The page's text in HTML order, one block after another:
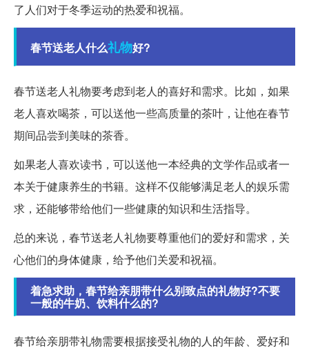
了人们对于冬季运动的热爱和祝福。
春节送老人什么礼物好?
春节送老人礼物要考虑到老人的喜好和需求。比如，如果
老人喜欢喝茶，可以送他一些高质量的茶叶，让他在春节
期间品尝到美味的茶香。
如果老人喜欢读书，可以送他一本经典的文学作品或者一
本关于健康养生的书籍。这样不仅能够满足老人的娱乐需
求，还能够带给他们一些健康的知识和生活指导。
总的来说，春节送老人礼物要尊重他们的爱好和需求，关
心他们的身体健康，给予他们关爱和祝福。
着急求助，春节给亲朋带什么别致点的礼物好?不要
一般的牛奶、饮料什么的?
春节给亲朋带礼物需要根据接受礼物的人的年龄、爱好和